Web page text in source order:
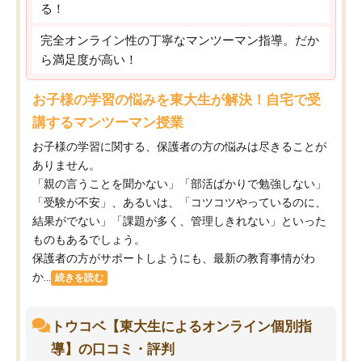
る！
完全オンライン性の丁寧なマンツーマン指導。だか
ら満足度が高い！
お子様の学習の悩みを東大生が解決！自宅で受
講するマンツーマン授業
お子様の学習に関する、保護者の方の悩みは尽きることが
ありません。
「親の言うことを聞かない」「部活ばかりで勉強しない」
「受験が不安」、あるいは、「コツコツやっているのに、
結果がでない」「課題が多く、管理しきれない」といった
ものもあるでしょう。
保護者の方がサポートしようにも、最新の教育事情がわ
か...
続きを読む
トウコベ【東大生によるオンライン個別指
導】の口コミ・評判